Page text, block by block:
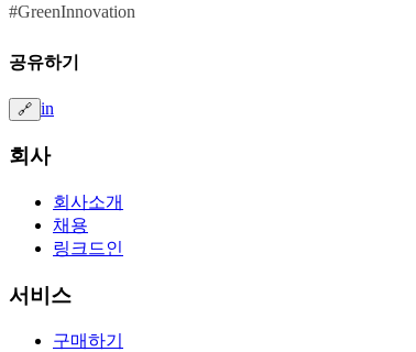
#GreenInnovation
공유하기
🔗 in
회사
회사소개
채용
링크드인
서비스
구매하기